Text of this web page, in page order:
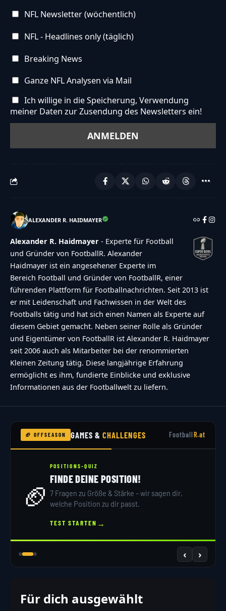
NFL Newsletter (wöchentlich)
NFL - Headlines only (täglich)
Breaking News
Ganze NFL Analysen via Mail
Ich willige in die Speicherung, Verwendung
meiner Daten zur Zusendung des Newsletters ein!
ALEXANDER R. HAIDMAYER
Alexander R. Haidmayer - Experte für Football
und Gründer von FootballR. Alexander
Haidmayer ist ein angesehener Experte im
Bereich Football und Gründer von FootballR, einer
führenden Plattform für Footballnachrichten. Seit 2013 ist
er mit Leidenschaft und Fachwissen in der Welt des
Footballs tätig und hat sich einen Namen als Experte auf
diesem Gebiet gemacht. Neben seiner Rolle als Gründer
und Eigentümer von FootballR ist Alexander R. Haidmayer
seit 2006 auch als Mitarbeiter bei der renommierten
Kleinen Zeitung tätig. Diese langjährige Erfahrung
ermöglicht es ihm, fundierte Einblicke und exklusive
Informationen aus der Footballwelt zu liefern.
🏈 OFFSEASON GAMES &CHALLENGES FootballR.at
🏈
POSITIONS-QUIZ
FINDE DEINE POSITION!
7 Fragen zu Größe & Stärke – wir sagen dir,
welche Position zu dir passt.
TEST STARTEN →
‹ ›
Für dich ausgewählt